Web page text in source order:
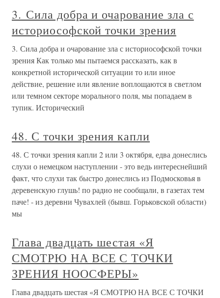
3. Сила добра и очарование зла с
историософской точки зрения
3. Сила добра и очарование зла с историософской точки
зрения Как только мы пытаемся рассказать, как в
конкретной исторической ситуации то или иное
действие, решение или явление воплощаются в светлом
или темном секторе морального поля, мы попадаем в
тупик. Исторический
48. С точки зрения капли
48. С точки зрения капли 2 или 3 октября, едва донеслись
слухи о немецком наступлении - это ведь интереснейший
факт, что слухи так быстро донеслись из Подмосковья в
деревенскую глушь! по радио не сообщали, в газетах тем
паче! - из деревни Чувахлей (бывш. Горьковской области)
мы
Глава двадцать шестая «Я
СМОТРЮ НА ВСЕ С ТОЧКИ
ЗРЕНИЯ НООСФЕРЫ»
Глава двадцать шестая «Я СМОТРЮ НА ВСЕ С ТОЧКИ